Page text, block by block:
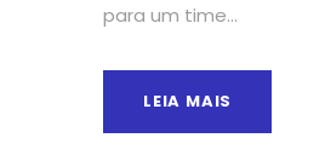
para um time...
LEIA MAIS